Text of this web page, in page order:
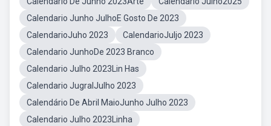
Calendario Junho JulhoE Gosto De 2023
CalendarioJuho 2023
CalendarioJuljo 2023
Calendario JunhoDe 2023 Branco
Calendario Julho 2023Lin Has
Calendario JugralJulho 2023
Calendário De Abril MaioJunho Julho 2023
Calendario Julho 2023Linha